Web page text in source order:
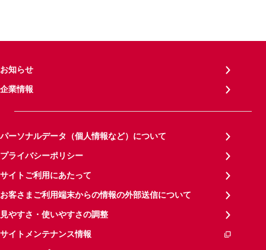
お知らせ
企業情報
パーソナルデータ（個人情報など）について
プライバシーポリシー
サイトご利用にあたって
お客さまご利用端末からの情報の外部送信について
見やすさ・使いやすさの調整
サイトメンテナンス情報